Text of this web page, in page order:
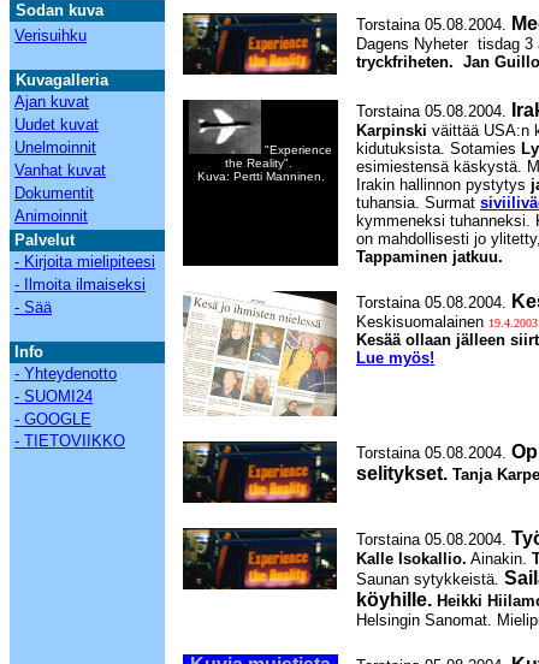
Sodan kuva
Verisuihku
Kuvagalleria
Ajan kuvat
Uudet kuvat
Unelmoinnit
Vanhat kuvat
Dokumentit
Animoinnit
Palvelut
- Kirjoita mielipiteesi
- Ilmoita ilmaiseksi
- Sää
Info
- Yhteydenotto
- SUOMI24
- GOOGLE
- TIETOVIIKKO
Torstaina 05.08.2004.
Dagens Nyheter tisdag
tryckfriheten. Jan
"Experience
the Reality".
Kuva: Pertti Manninen.
Torstaina 05.08.2004.
Karpinski väittää USA:n
kidutuksista. Sotamies
esimiestensä käskystä.
Irakin hallinnon pystytys
tuhansia. Surmat
kymmeneksi tuhanneksi.
on mahdollisesti jo
Tappaminen jatkuu.
Torstaina 05.08.2004.
Keskisuomalainen
Kesää ollaan jälleen
Lue myös!
Torstaina 05.08.2004.
selitykset. Tanja
Torstaina 05.08.2004.
Kalle Isokallio. Ainakin.
Saunan sytykkeistä.
köyhille. Heikki
Helsingin Sanomat.